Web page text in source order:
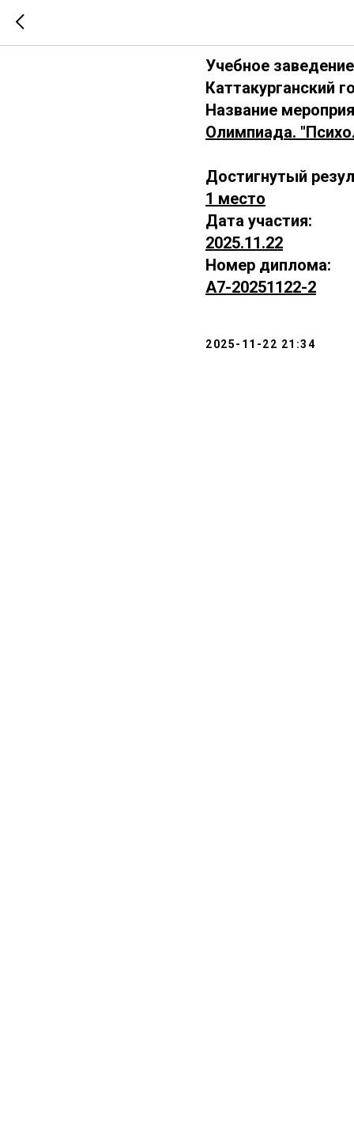
Учебное
Каттакурганский
Название
Олимпиада.
Достигнутый
1 место
Дата участия:
2025.11.22
Номер диплома:
А7-20251122-2
2025-11-22 21:34